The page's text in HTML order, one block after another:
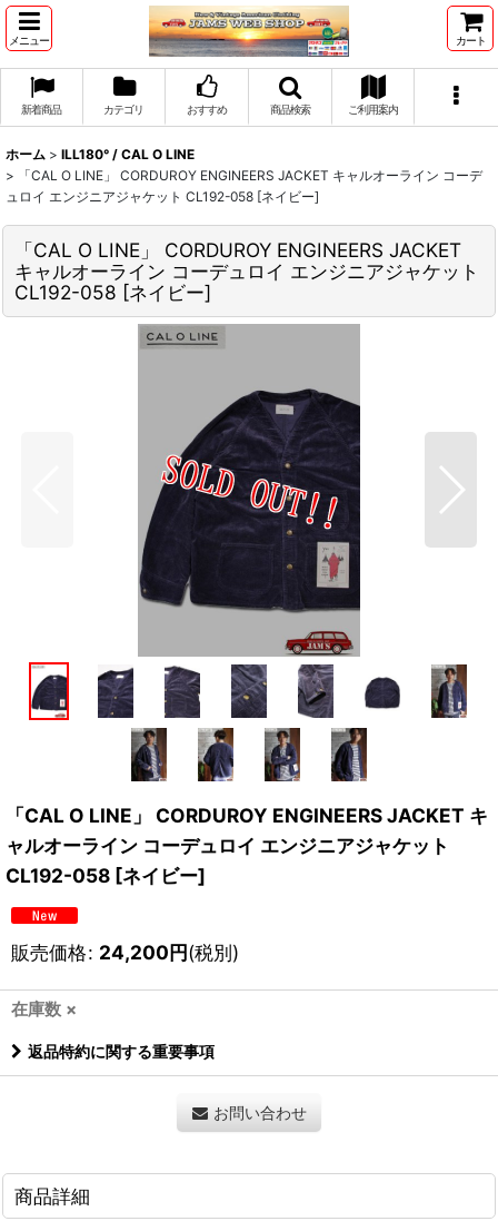
メニュー カート
新着商品 カテゴリ おすすめ 商品検索 ご利用案内
ホーム > ILL180° / CAL O LINE
>
「CAL O LINE」 CORDUROY ENGINEERS JACKET キャルオーライン コーデ
ュロイ エンジニアジャケット CL192-058 [ネイビー]
「CAL O LINE」 CORDUROY ENGINEERS JACKET
キャルオーライン コーデュロイ エンジニアジャケット
CL192-058 [ネイビー]
「CAL O LINE」 CORDUROY ENGINEERS JACKET キ
ャルオーライン コーデュロイ エンジニアジャケット
CL192-058 [ネイビー]
販売価格: 24,200円(税別)
在庫数 ×
返品特約に関する重要事項
お問い合わせ
商品詳細